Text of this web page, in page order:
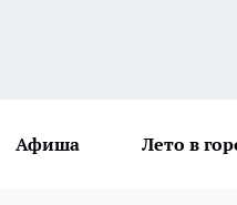
Афиша Лето в